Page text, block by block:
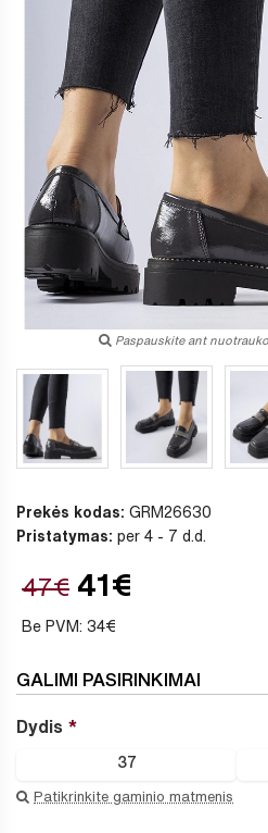
Paspauskite ant
Prekės kodas: GRM26630
Pristatymas: per 4 - 7 d.d.
47€ 41€
Be PVM: 34€
GALIMI PASIRINKIMAI
Dydis
37
Patikrinkite gaminio matmenis